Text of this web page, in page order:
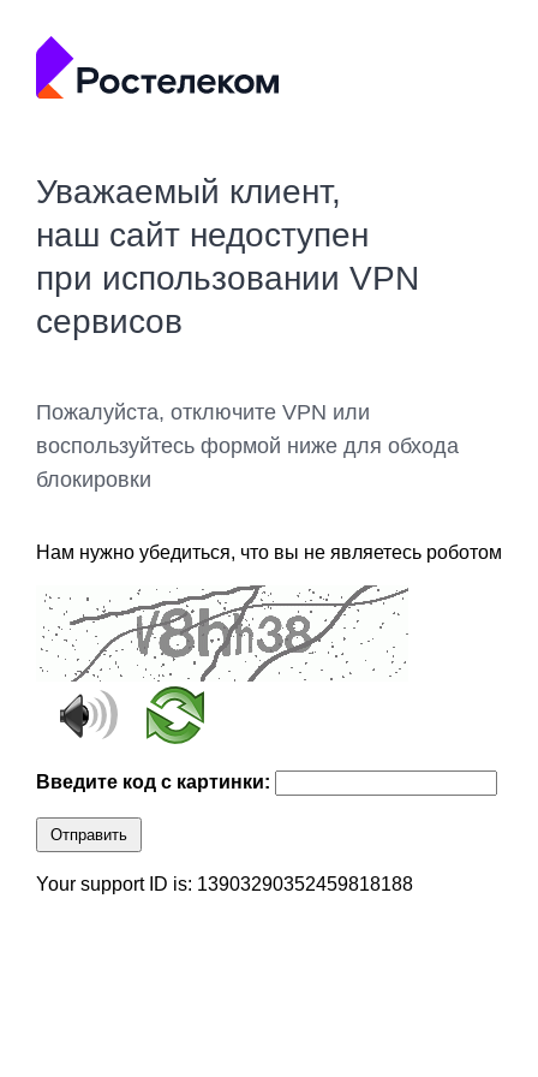
Уважаемый клиент,
наш сайт недоступен
при использовании VPN
сервисов
Пожалуйста, отключите VPN или
воспользуйтесь формой ниже для обхода
блокировки
Нам нужно убедиться, что вы не являетесь роботом
Введите код с картинки:
Отправить
Your support ID is: 13903290352459818188